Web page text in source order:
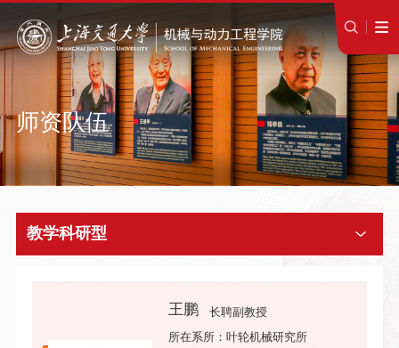
师资队伍
教学科研型
王鹏
长聘副教授
所在系所：叶轮机械研究所